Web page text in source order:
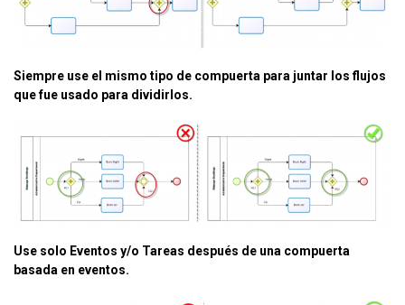
Siempre use el mismo tipo de compuerta para juntar los flujos
que fue usado para dividirlos.
Use solo Eventos y/o Tareas después de una compuerta
basada en eventos.